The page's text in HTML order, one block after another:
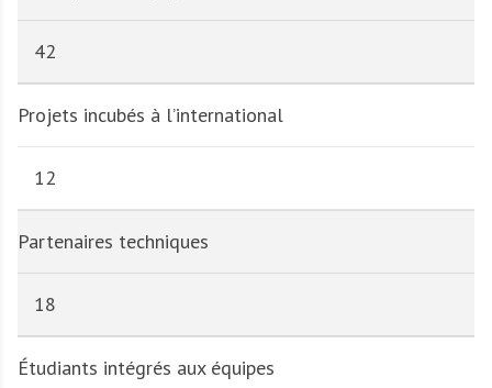
42
Projets incubés à l’international
12
Partenaires techniques
18
Étudiants intégrés aux équipes